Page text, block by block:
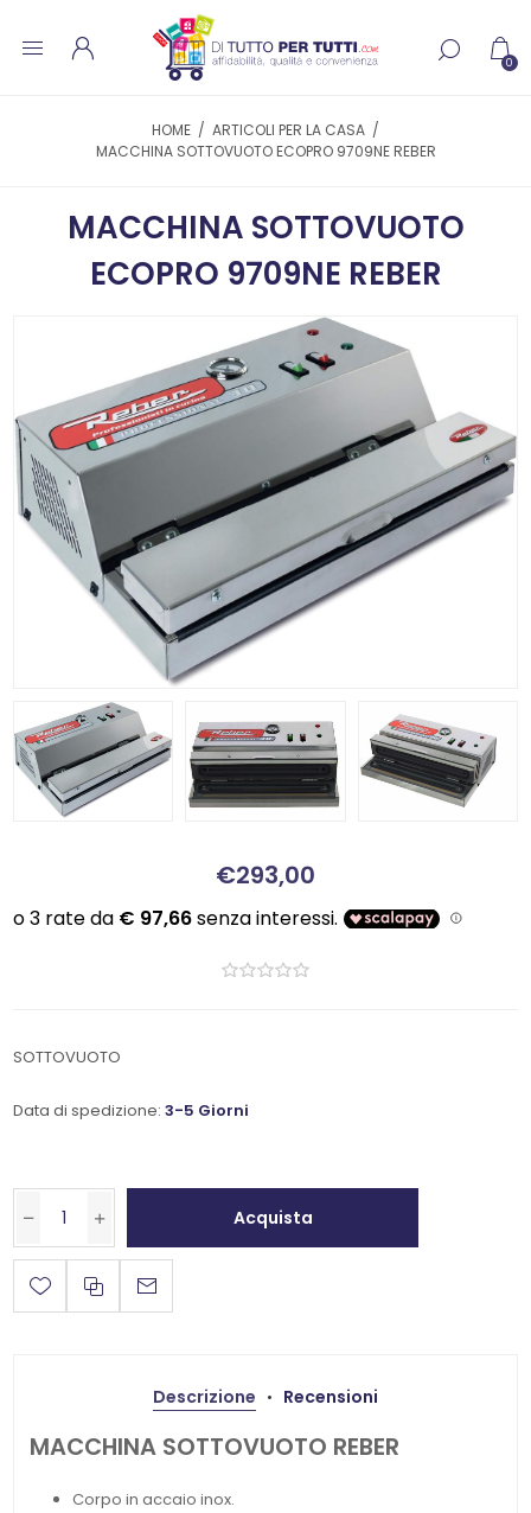
0
HOME / ARTICOLI PER LA CASA /
MACCHINA SOTTOVUOTO ECOPRO 9709NE REBER
MACCHINA SOTTOVUOTO
ECOPRO 9709NE REBER
€293,00
SOTTOVUOTO
Data di spedizione: 3-5 Giorni
Acquista
Descrizione Recensioni
MACCHINA SOTTOVUOTO REBER
Corpo in accaio inox.